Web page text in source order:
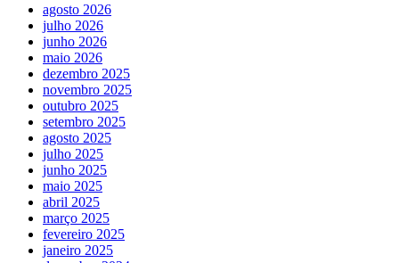
agosto 2026
julho 2026
junho 2026
maio 2026
dezembro 2025
novembro 2025
outubro 2025
setembro 2025
agosto 2025
julho 2025
junho 2025
maio 2025
abril 2025
março 2025
fevereiro 2025
janeiro 2025